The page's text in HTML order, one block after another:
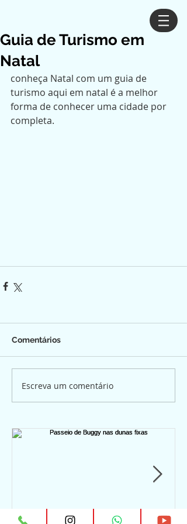
Guia de Turismo em
Natal
conheça Natal com um guia de
turismo aqui em natal é a melhor
forma de conhecer uma cidade por
completa.
Comentários
Escreva um comentário